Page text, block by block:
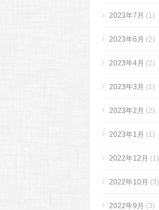
2023年7月 (1)
2023年6月 (2)
2023年4月 (2)
2023年3月 (1)
2023年2月 (2)
2023年1月 (1)
2022年12月 (1)
2022年10月 (3)
2022年9月 (3)